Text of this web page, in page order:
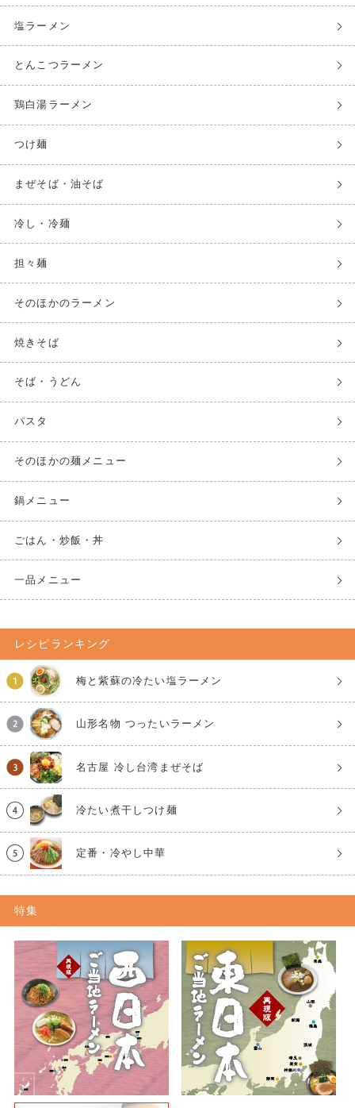
塩ラーメン
とんこつラーメン
鶏白湯ラーメン
つけ麺
まぜそば・油そば
冷し・冷麺
担々麺
そのほかのラーメン
焼きそば
そば・うどん
パスタ
そのほかの麺メニュー
鍋メニュー
ごはん・炒飯・丼
一品メニュー
レシピランキング
梅と紫蘇の冷たい塩ラーメン
山形名物 つったいラーメン
名古屋 冷し台湾まぜそば
冷たい煮干しつけ麺
定番・冷やし中華
特集